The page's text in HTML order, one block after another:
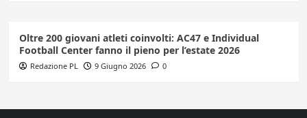
Oltre 200 giovani atleti coinvolti: AC47 e Individual
Football Center fanno il pieno per l’estate 2026
Redazione PL 9 Giugno 2026 0